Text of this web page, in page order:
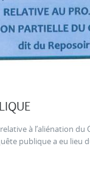
relative à l’aliénation
publique a eu lieu